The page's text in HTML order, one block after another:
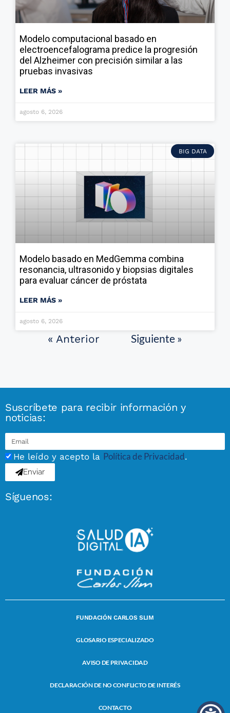
Modelo computacional basado en
electroencefalograma predice la progresión
del Alzheimer con precisión similar a las
pruebas invasivas
LEER MÁS »
agosto 6, 2026
BIG DATA
Modelo basado en MedGemma combina
resonancia, ultrasonido y biopsias digitales
para evaluar cáncer de próstata
LEER MÁS »
agosto 6, 2026
« Anterior Siguiente »
Suscríbete para recibir información y
noticias:
He leído y acepto la Política de Privacidad.
Enviar
Síguenos:
FUNDACIÓN CARLOS SLIM
GLOSARIO ESPECIALIZADO
AVISO DE PRIVACIDAD
DECLARACIÓN DE NO CONFLICTO DE INTERÉS
CONTACTO